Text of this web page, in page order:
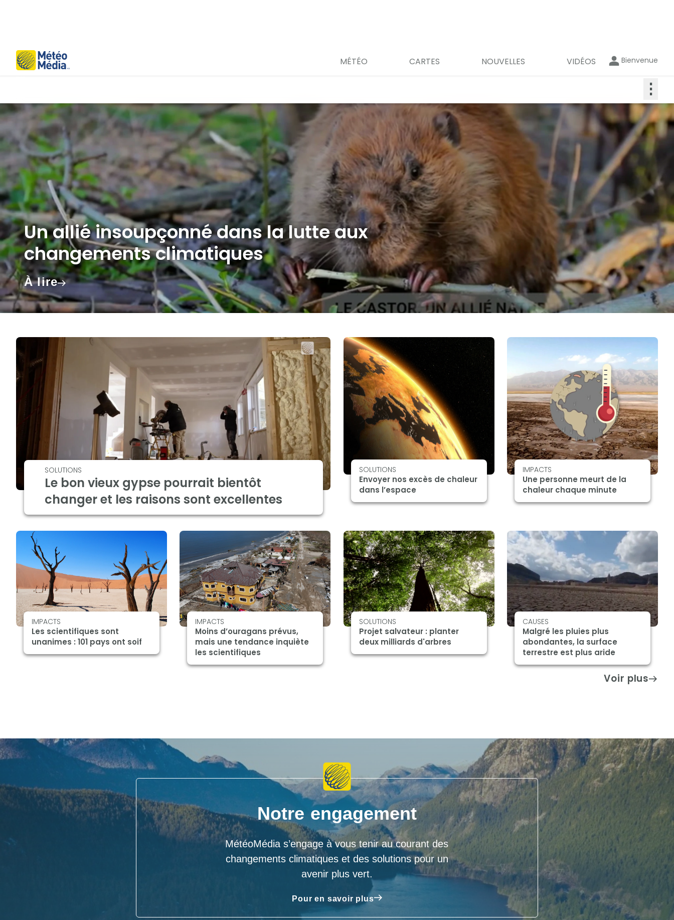
MÉTÉO CARTES NOUVELLES VIDÉOS Bienvenue
⋮
Un allié insoupçonné dans la lutte aux
changements climatiques
À lire
SOLUTIONS
Le bon vieux gypse pourrait bientôt
changer et les raisons sont excellentes
SOLUTIONS
Envoyer nos excès de chaleur
dans l’espace
IMPACTS
Une personne meurt de la
chaleur chaque minute
IMPACTS
Les scientifiques sont
unanimes : 101 pays ont soif
IMPACTS
Moins d’ouragans prévus,
mais une tendance inquiète
les scientifiques
SOLUTIONS
Projet salvateur : planter
deux milliards d'arbres
CAUSES
Malgré les pluies plus
abondantes, la surface
terrestre est plus aride
Voir plus
Notre engagement
MétéoMédia s’engage à vous tenir au courant des
changements climatiques et des solutions pour un
avenir plus vert.
Pour en savoir plus